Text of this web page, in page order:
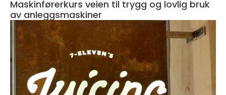
Maskinførerkurs veien til trygg og lovlig bruk
av anleggsmaskiner